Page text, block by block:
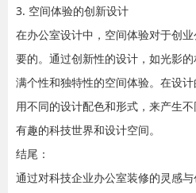
3. 空间体验的创新设计
在办公室设计中，空间体验对于创
要的。通过创新性的设计，如光影
满个性和独特性的空间体验。在设
用不同的设计配色和形式，来产生
有趣的科技世界和设计空间。
结尾：
通过对科技企业办公室装修的灵感